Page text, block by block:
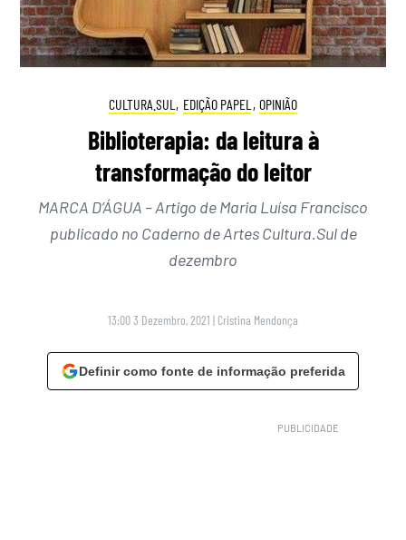
CULTURA.SUL , EDIÇÃO PAPEL , OPINIÃO
Biblioterapia: da leitura à
transformação do leitor
MARCA D’ÁGUA – Artigo de Maria Luísa Francisco
publicado no Caderno de Artes Cultura.Sul de
dezembro
13:00 3 Dezembro, 2021 | Cristina Mendonça
Definir como fonte de informação preferida